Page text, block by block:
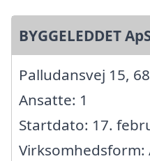
BYGGELEDDET
Palludansvej 15,
Ansatte: 1
Startdato: 17.
Virksomhedsform: